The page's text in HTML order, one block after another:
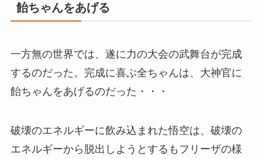
飴ちゃんをあげる
一方無の世界では、遂に力の大会の武舞台が完成
するのだった。完成に喜ぶ全ちゃんは、大神官に
飴ちゃんをあげるのだった・・・
破壊のエネルギーに飲み込まれた悟空は、破壊の
エネルギーから脱出しようとするもフリーザの様